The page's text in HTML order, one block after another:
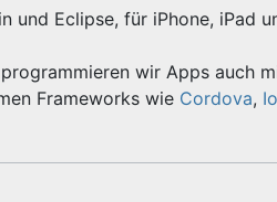
Eclipse, für iPhone, iPad
wir Apps auch
Frameworks wie Cordova,